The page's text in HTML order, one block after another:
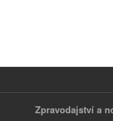
Zpravodajství a